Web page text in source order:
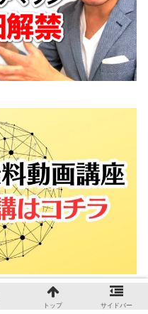
トップ サイドバー